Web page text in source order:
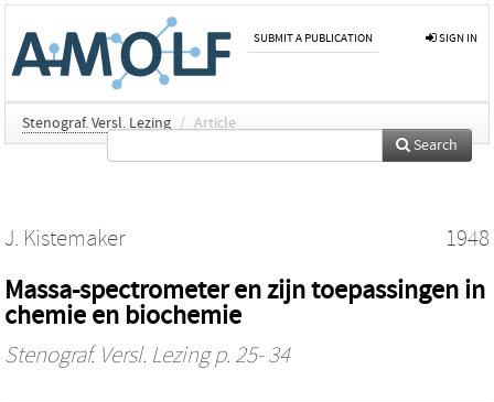
SUBMIT A PUBLICATION SIGN IN
Stenograf. Versl. Lezing / Article
Search
J. Kistemaker 1948
Massa-spectrometer en zijn toepassingen in
chemie en biochemie
Stenograf. Versl. Lezingp. 25- 34